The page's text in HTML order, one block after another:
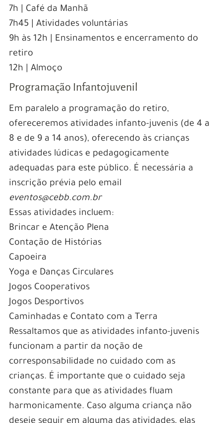
7h | Café da Manhã
7h45 | Atividades voluntárias
9h às 12h | Ensinamentos e encerramento do
retiro
12h | Almoço
Programação Infantojuvenil
Em paralelo a programação do retiro,
ofereceremos atividades infanto-juvenis (de 4 a
8 e de 9 a 14 anos), oferecendo às crianças
atividades lúdicas e pedagogicamente
adequadas para este público. É necessária a
inscrição prévia pelo email
eventos@cebb.com.br
Essas atividades incluem:
Brincar e Atenção Plena
Contação de Histórias
Capoeira
Yoga e Danças Circulares
Jogos Cooperativos
Jogos Desportivos
Caminhadas e Contato com a Terra
Ressaltamos que as atividades infanto-juvenis
funcionam a partir da noção de
corresponsabilidade no cuidado com as
crianças. É importante que o cuidado seja
constante para que as atividades fluam
harmonicamente. Caso alguma criança não